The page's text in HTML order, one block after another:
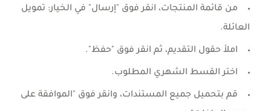
من قائمة المنتجات، انقر فوق "إرسال" في الخيار: تمويل
العائلة.
املأ حقول التقديم، ثم انقر فوق "حفظ".
اختر القسط الشهري المطلوب.
قم بتحميل جميع المستندات، وانقر فوق "الموافقة على